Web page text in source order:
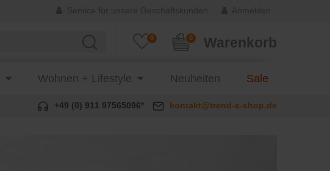
0 Warenkorb
0
Wohnen + Lifestyle Neuheiten Sale
+49 (0) 911 97565096* kontakt@trend-e-shop.de